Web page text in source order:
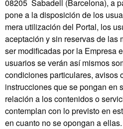
08205 Sabadell (Barcelona), a
pone a la disposición de los
mera utilización del Portal, los
aceptación y sin reservas de las
ser modificadas por la Empresa
usuarios se verán así mismos
condiciones particulares, avisos
instrucciones que se pongan en
relación a los contenidos o
contemplan con lo previsto en
en cuanto no se opongan a ellas.